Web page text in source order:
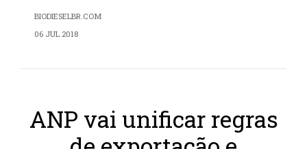
BIODIESELBR.COM
06 JUL 2018
ANP vai unificar regras